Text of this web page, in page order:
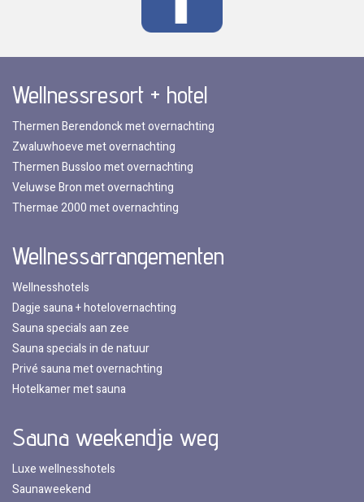
Wellnessresort + hotel
Thermen Berendonck met overnachting
Zwaluwhoeve met overnachting
Thermen Bussloo met overnachting
Veluwse Bron met overnachting
Thermae 2000 met overnachting
Wellnessarrangementen
Wellnesshotels
Dagje sauna + hotelovernachting
Sauna specials aan zee
Sauna specials in de natuur
Privé sauna met overnachting
Hotelkamer met sauna
Sauna weekendje weg
Luxe wellnesshotels
Saunaweekend